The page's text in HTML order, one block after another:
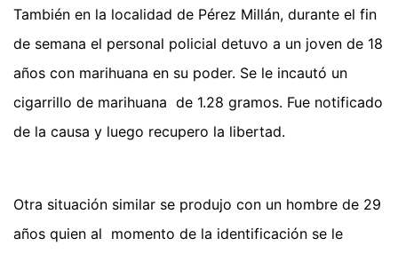
También en la localidad de Pérez Millán, durante el fin
de semana el personal policial detuvo a un joven de 18
años con marihuana en su poder. Se le incautó un
cigarrillo de marihuana de 1.28 gramos. Fue notificado
de la causa y luego recupero la libertad.
Otra situación similar se produjo con un hombre de 29
años quien al momento de la identificación se le